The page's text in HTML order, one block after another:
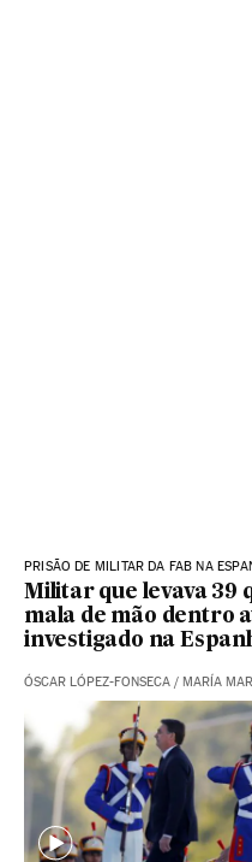
PRISÃO DE MILITAR DA FAB NA
Militar que levava 39
mala de mão dentro
investigado na
ÓSCAR LÓPEZ-FONSECA / MARÍA